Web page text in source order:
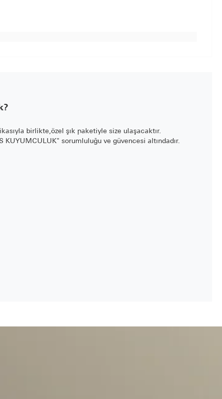
birlikte,özel şık paketiyle size ulaşacaktır.
KUYUMCULUK" sorumluluğu ve güvencesi altındadır.